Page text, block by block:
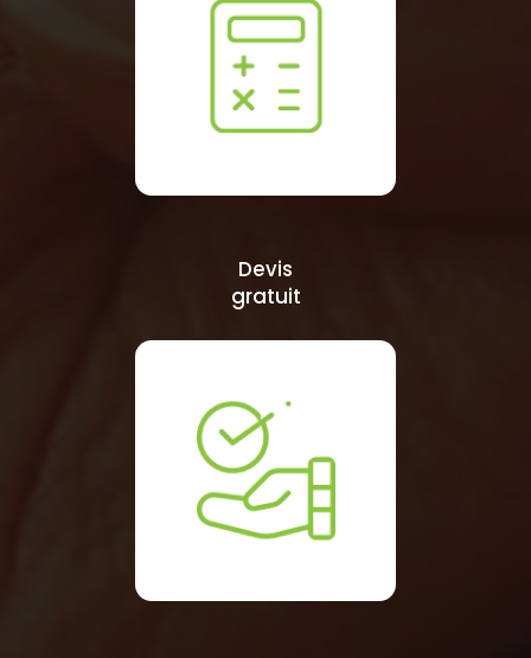
Devis
gratuit